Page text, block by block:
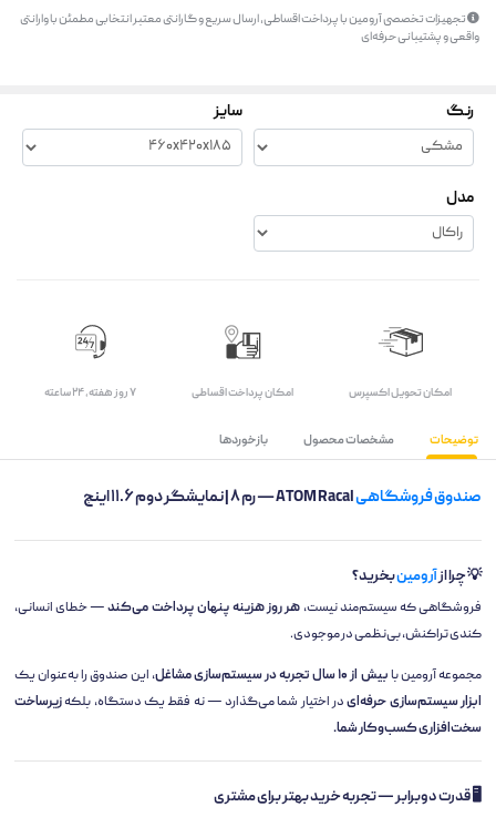
تجهیزات تخصصی آرومین با پرداخت اقساطی، ارسال سریع و گارانتی معتبر انتخابی مطمئن با وارانتی
واقعی و پشتیبانی حرفه‌ای
رنگ سایز
مدل
اﻣﮑﺎن ﺗﺤﻮﯾﻞ اﮐﺴﭙﺮس امکان پرداخت اقساطی ۷ روز ﻫﻔﺘﻪ، ۲۴ ﺳﺎﻋﺘﻪ
توضیحات مشخصات محصول بازخوردها
صندوق فروشگاهیATOM Racal — رم ۸ | نمایشگر دوم ۱۱.۶ اینچ
💡 چرا ازآرومینبخرید؟
فروشگاهی که سیستم‌مند نیست، هر روز هزینه پنهان پرداخت می‌کند— خطای انسانی،
کندی تراکنش، بی‌نظمی در موجودی.
مجموعه آرومین بابیش از ۱۰ سال تجربه در سیستم‌سازی مشاغل
، این صندوق را به‌عنوان یک
ابزار سیستم‌سازی حرفه‌ایدر اختیار شما می‌گذارد — نه فقط یک دستگاه، بلکهزیرساخت
سخت‌افزاری کسب‌وکار شما.
🖥️ قدرت دوبرابر — تجربه خرید بهتر برای مشتری